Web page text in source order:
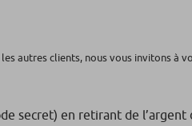
autres clients, nous vous invitons à
secret) en retirant de l’argent